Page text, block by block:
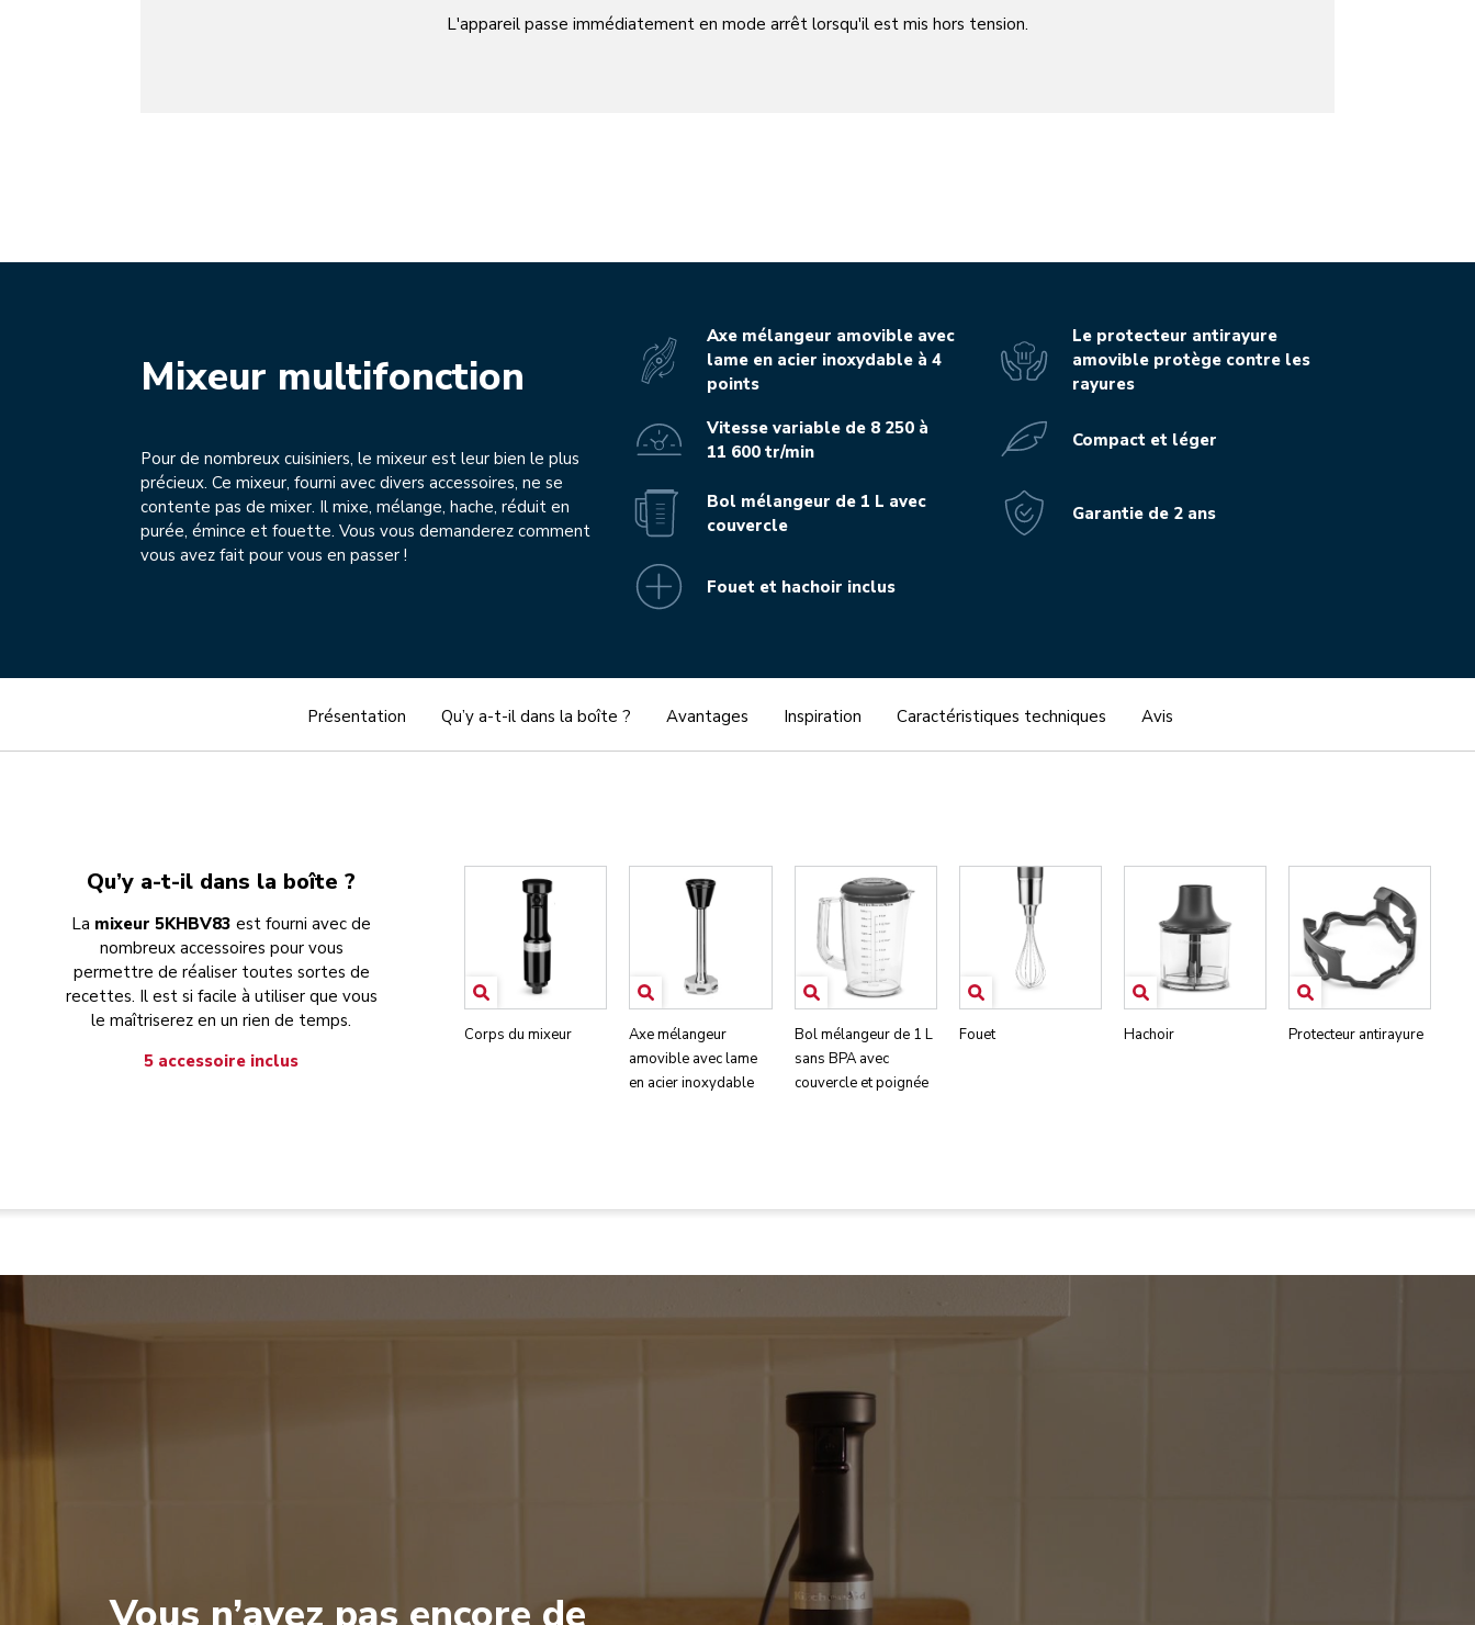
L'appareil passe immédiatement en mode arrêt lorsqu'il est mis hors tension.
Mixeur multifonction
Pour de nombreux cuisiniers, le mixeur est leur bien le plus
précieux. Ce mixeur, fourni avec divers accessoires, ne se
contente pas de mixer. Il mixe, mélange, hache, réduit en
purée, émince et fouette. Vous vous demanderez comment
vous avez fait pour vous en passer !
Axe mélangeur amovible avec
lame en acier inoxydable à 4
points
Vitesse variable de 8 250 à
11 600 tr/min
Bol mélangeur de 1 L avec
couvercle
Fouet et hachoir inclus
Le protecteur antirayure
amovible protège contre les
rayures
Compact et léger
Garantie de 2 ans
Présentation Qu’y a-t-il dans la boîte ? Avantages Inspiration Caractéristiques techniques Avis
Qu’y a-t-il dans la boîte ?
La mixeur 5KHBV83est fourni avec de
nombreux accessoires pour vous
permettre de réaliser toutes sortes de
recettes. Il est si facile à utiliser que vous
le maîtriserez en un rien de temps.
5 accessoire inclus
Corps du mixeur
Axe mélangeur
amovible avec lame
en acier inoxydable
Bol mélangeur de 1 L
sans BPA avec
couvercle et poignée
Fouet Hachoir Protecteur antirayure
Vous n’avez pas encore de